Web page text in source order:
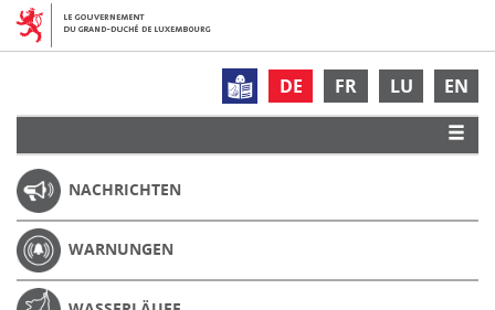
DE FR LU EN
NACHRICHTEN
WARNUNGEN